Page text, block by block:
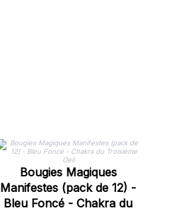
Bougies Magiques
Manifestes (pack de 12) -
Bleu Foncé - Chakra du